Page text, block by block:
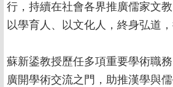
行，持續在社會各界推廣儒家文
以學育人、以文化人，終身弘道，
蘇新鋈教授歷任多項重要學術職
廣開學術交流之門，助推漢學與